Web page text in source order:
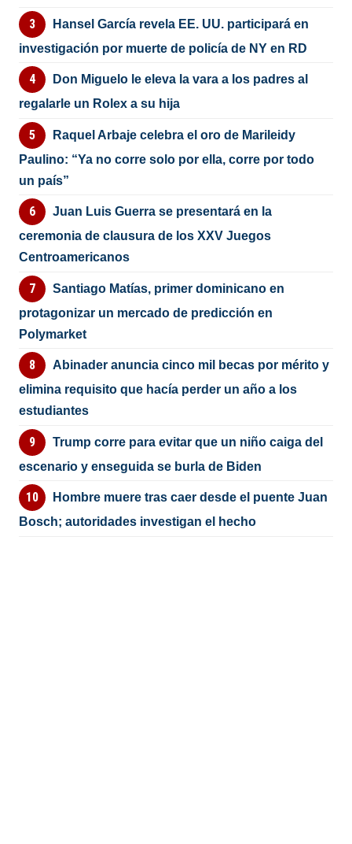
Hansel García revela EE. UU. participará en
investigación por muerte de policía de NY en RD
Don Miguelo le eleva la vara a los padres al
regalarle un Rolex a su hija
Raquel Arbaje celebra el oro de Marileidy
Paulino: “Ya no corre solo por ella, corre por todo
un país”
Juan Luis Guerra se presentará en la
ceremonia de clausura de los XXV Juegos
Centroamericanos
Santiago Matías, primer dominicano en
protagonizar un mercado de predicción en
Polymarket
Abinader anuncia cinco mil becas por mérito y
elimina requisito que hacía perder un año a los
estudiantes
Trump corre para evitar que un niño caiga del
escenario y enseguida se burla de Biden
Hombre muere tras caer desde el puente Juan
Bosch; autoridades investigan el hecho